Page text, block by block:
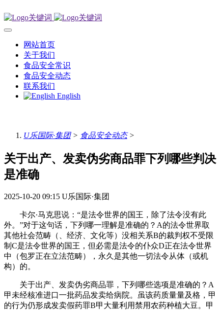
网站首页
关于我们
食品安全常识
食品安全动态
联系我们
English
U乐国际·集团> 食品安全动态>
关于出产、发卖伪劣商品罪下列哪些判决
是准确
2025-10-20 09:15 U乐国际·集团
卡尔·马克思说：“是法令世界的国王，除了法令没有此
外。”对于这句话，下列哪一理解是准确的？A的法令世界取
其他社会范畴（、经济、文化等）没相关系B的裁判权不受限
制C是法令世界的国王，但必需是法令的仆众D正在法令世界
中（包罗正在立法范畴），永久是其他一切法令从体（或机
构）的。
关于出产、发卖伪劣商品罪，下列哪些选项是准确的？A
甲未经核准进口一批药品发卖给病院。虽该药质量量及格，甲
的行为仍形成发卖假药罪B甲大量利用禁用农药种植大豆。甲